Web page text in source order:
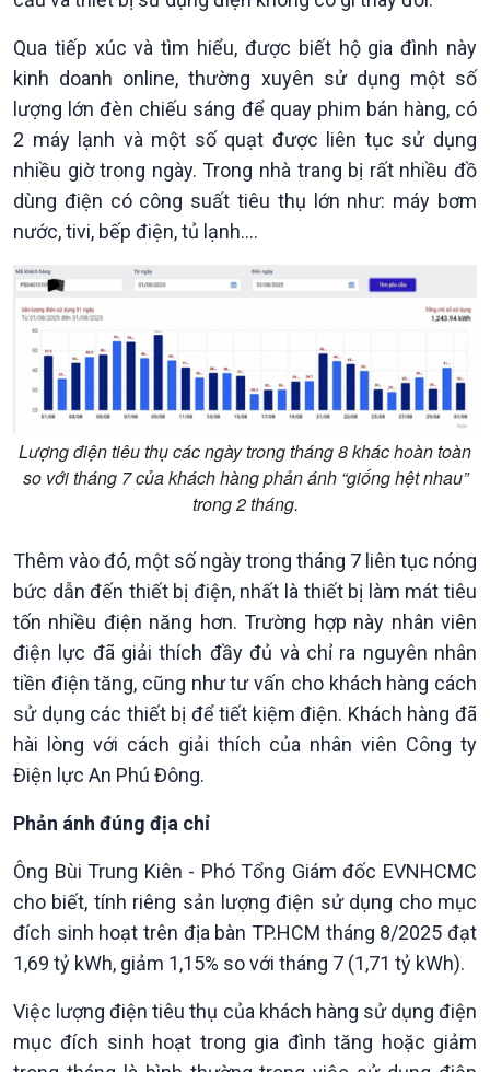
Xã hội
Tin Đời sống & Xã hội
360 độ Sức khỏe
Chuyển đổi Xanh
Tài nguyên và Môi trường
Chuyên gia của bạn
Xã hội chuyển động
Bước chân đến trường
Khoa học & Công nghệ
Tin Khoa học & Công nghệ
Kết nối công nghệ
Sống chung với biến đổi
khí hậu
Văn hoá & Du lịch
Chát với người nổi tiếng
Câu chuyện Thể thao
Multimedia
Video
Infographic
Qua tiếp xúc và tìm hiểu, được biết hộ gia đình này
kinh doanh online, thường xuyên sử dụng một số
lượng lớn đèn chiếu sáng để quay phim bán hàng, có
2 máy lạnh và một số quạt được liên tục sử dụng
nhiều giờ trong ngày. Trong nhà trang bị rất nhiều đồ
dùng điện có công suất tiêu thụ lớn như: máy bơm
nước, tivi, bếp điện, tủ lạnh….
Lượng điện tiêu thụ các ngày trong tháng 8 khác hoàn toàn
so với tháng 7 của khách hàng phản ánh “giống hệt nhau”
trong 2 tháng.
Thêm vào đó, một số ngày trong tháng 7 liên tục nóng
bức dẫn đến thiết bị điện, nhất là thiết bị làm mát tiêu
tốn nhiều điện năng hơn. Trường hợp này nhân viên
điện lực đã giải thích đầy đủ và chỉ ra nguyên nhân
tiền điện tăng, cũng như tư vấn cho khách hàng cách
sử dụng các thiết bị để tiết kiệm điện. Khách hàng đã
hài lòng với cách giải thích của nhân viên Công ty
Điện lực An Phú Đông.
Phản ánh đúng địa chỉ
Ông Bùi Trung Kiên - Phó Tổng Giám đốc EVNHCMC
cho biết, tính riêng sản lượng điện sử dụng cho mục
đích sinh hoạt trên địa bàn TP.HCM tháng 8/2025 đạt
1,69 tỷ kWh, giảm 1,15% so với tháng 7 (1,71 tỷ kWh).
Việc lượng điện tiêu thụ của khách hàng sử dụng điện
mục đích sinh hoạt trong gia đình tăng hoặc giảm